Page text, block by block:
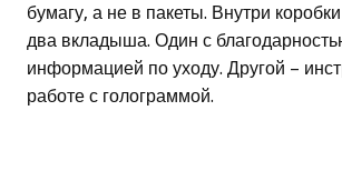
бумагу, а не в пакеты. Внутри
два вкладыша. Один с
информацией по уходу. Другой –
работе с голограммой.